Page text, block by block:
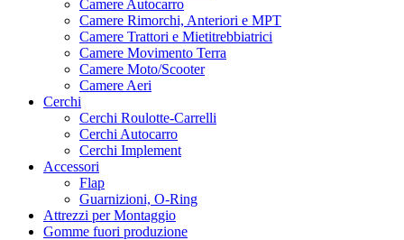
Camere Autocarro
Camere Rimorchi, Anteriori e MPT
Camere Trattori e Mietitrebbiatrici
Camere Movimento Terra
Camere Moto/Scooter
Camere Aeri
Cerchi
Cerchi Roulotte-Carrelli
Cerchi Autocarro
Cerchi Implement
Accessori
Flap
Guarnizioni, O-Ring
Attrezzi per Montaggio
Gomme fuori produzione